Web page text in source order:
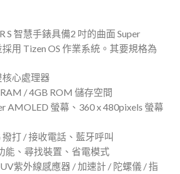
S 智慧手錶具備2 吋的曲面 Super
用 Tizen OS 作業系統。其要規格為
核心處理器
/ 4GB ROM 儲存空間
AMOLED 螢幕、360 x 480pixels 螢幕
撥打 / 接收電話、藍牙呼叫
能、尋找裝置、省電模式
紫外線感應器 / 加速計 / 陀螺儀 / 指